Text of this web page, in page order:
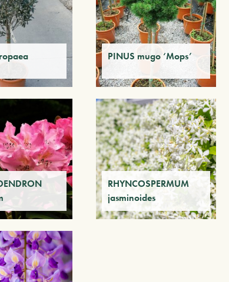
PINUS mugo ‘Mops’
RHYNCOSPERMUM
jasminoides